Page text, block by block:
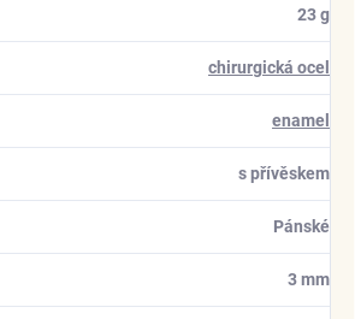
23 g
chirurgická ocel
enamel
s přívěskem
Pánské
3 mm